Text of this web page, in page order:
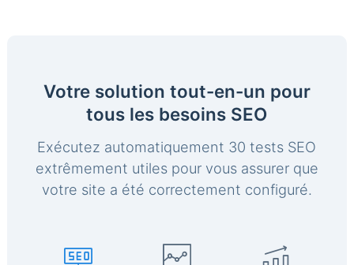
Votre solution tout-en-un pour
tous les besoins SEO
Exécutez automatiquement 30 tests SEO
extrêmement utiles pour vous assurer que
votre site a été correctement configuré.